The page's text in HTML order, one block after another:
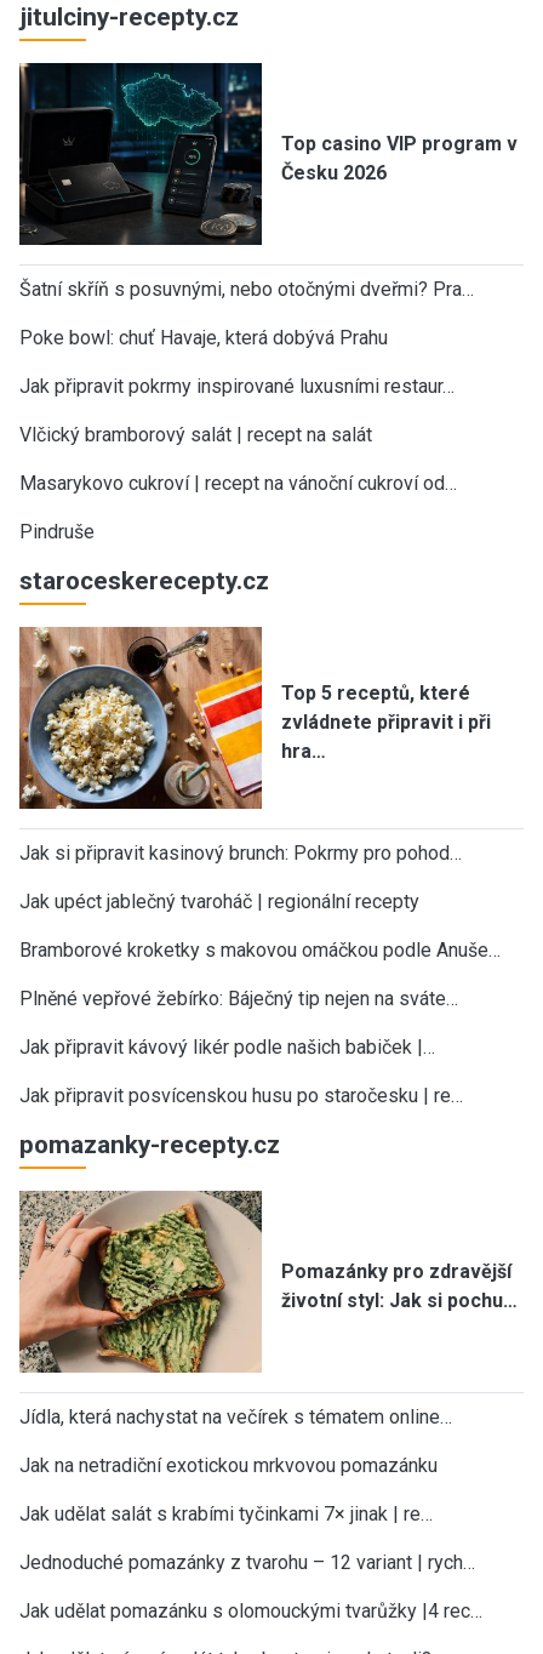
jitulciny-recepty.cz
Top casino VIP program v
Česku 2026
Šatní skříň s posuvnými, nebo otočnými dveřmi? Pra…
Poke bowl: chuť Havaje, která dobývá Prahu
Jak připravit pokrmy inspirované luxusními restaur…
Vlčický bramborový salát | recept na salát
Masarykovo cukroví | recept na vánoční cukroví od…
Pindruše
staroceskerecepty.cz
Top 5 receptů, které
zvládnete připravit i při
hra…
Jak si připravit kasinový brunch: Pokrmy pro pohod…
Jak upéct jablečný tvaroháč | regionální recepty
Bramborové kroketky s makovou omáčkou podle Anuše…
Plněné vepřové žebírko: Báječný tip nejen na sváte…
Jak připravit kávový likér podle našich babiček |…
Jak připravit posvícenskou husu po staročesku | re…
pomazanky-recepty.cz
Pomazánky pro zdravější
životní styl: Jak si pochu…
Jídla, která nachystat na večírek s tématem online…
Jak na netradiční exotickou mrkvovou pomazánku
Jak udělat salát s krabími tyčinkami 7× jinak | re…
Jednoduché pomazánky z tvarohu – 12 variant | rych…
Jak udělat pomazánku s olomouckými tvarůžky |4 rec…